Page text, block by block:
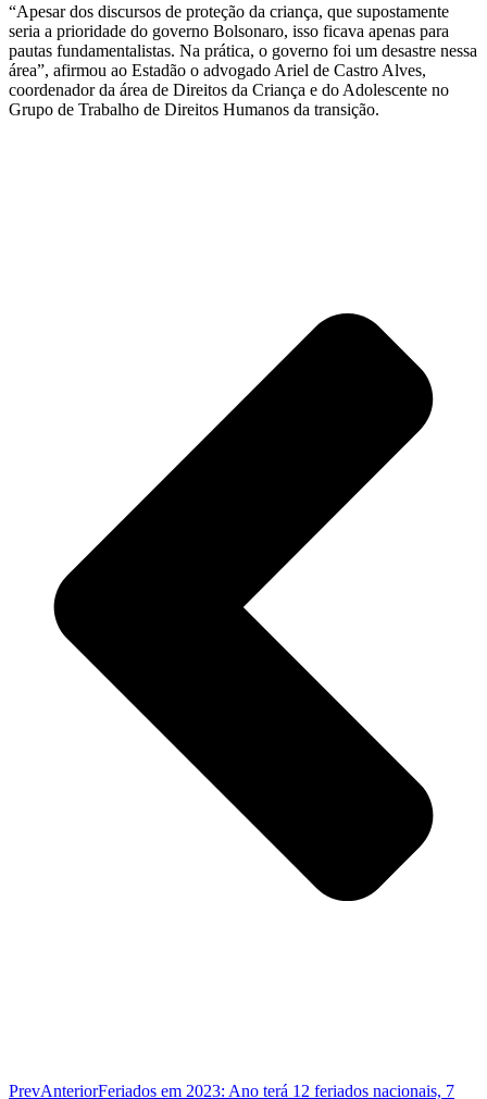
“Apesar dos discursos de proteção da criança, que supostamente
seria a prioridade do governo Bolsonaro, isso ficava apenas para
pautas fundamentalistas. Na prática, o governo foi um desastre nessa
área”, afirmou ao Estadão o advogado Ariel de Castro Alves,
coordenador da área de Direitos da Criança e do Adolescente no
Grupo de Trabalho de Direitos Humanos da transição.
PrevAnteriorFeriados em 2023: Ano terá 12 feriados nacionais, 7